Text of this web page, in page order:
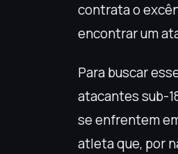
contrata o
encontrar um
Para buscar
atacantes sub-
se enfrentem
atleta que, por